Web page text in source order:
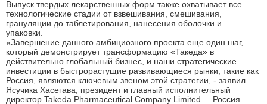
Выпуск твердых лекарственных форм также охватывает все
технологические стадии от взвешивания, смешивания,
грануляции до таблетирования, нанесения оболочки и
упаковки.
«Завершение данного амбициозного проекта еще один шаг,
который демонстрирует трансформацию «Такеда» в
действительно глобальный бизнес, и наши стратегические
инвестиции в быстрорастущие развивающиеся рынки, такие как
Россия, являются ключевым звеном этой стратегии, - заявил
Ясучика Хасегава, президент и главный исполнительный
директор Takeda Pharmaceutical Company Limited. – Россия –